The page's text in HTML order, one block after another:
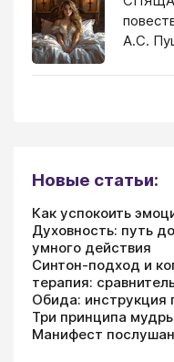
А.С.
Новые статьи:
Как успокоить
Духовность: путь
умного действия
Синтон-подход и
терапия:
Обида: инструкция
Три принципа
Манифест